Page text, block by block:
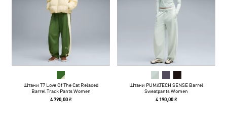
Штани T7 Love Of The Cat Relaxed
Barrel Track Pants Women
4 790,00 ₴
Штани PUMATECH SENSE Barrel
Sweatpants Women
4 190,00 ₴